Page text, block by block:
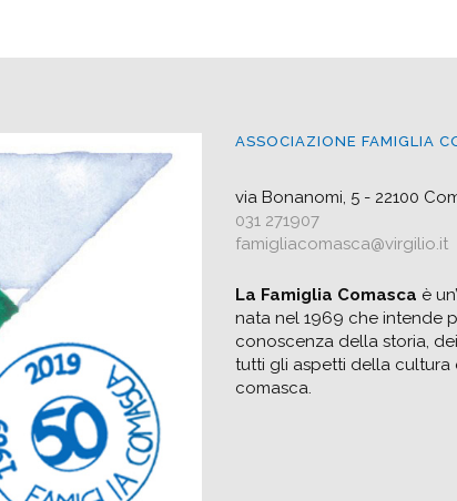
ASSOCIAZIONE FAMIGLIA
via Bonanomi, 5 - 22100
031 271907
famigliacomasca@virgilio.it
La Famiglia Comasca è
nata nel 1969 che intende
conoscenza della storia,
tutti gli aspetti della cultura
comasca.